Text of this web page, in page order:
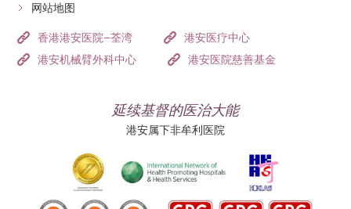
网站地图
香港港安医院–荃湾
港安医疗中心
港安机械臂外科中心
港安医院慈善基金
延续基督的医治大能
港安属下非牟利医院